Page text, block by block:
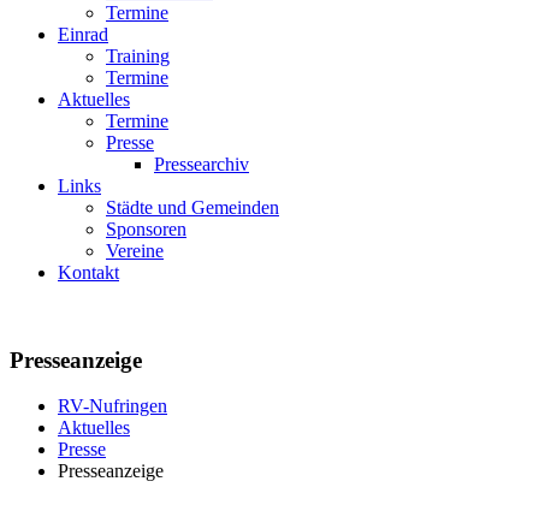
Termine
Einrad
Training
Termine
Aktuelles
Termine
Presse
Pressearchiv
Links
Städte und Gemeinden
Sponsoren
Vereine
Kontakt
Presseanzeige
RV-Nufringen
Aktuelles
Presse
Presseanzeige